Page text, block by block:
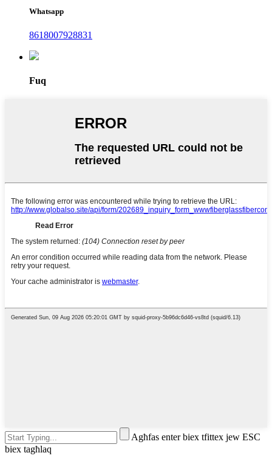
Whatsapp
8618007928831
Fuq
Agħfas enter biex tfittex jew ESC
biex tagħlaq